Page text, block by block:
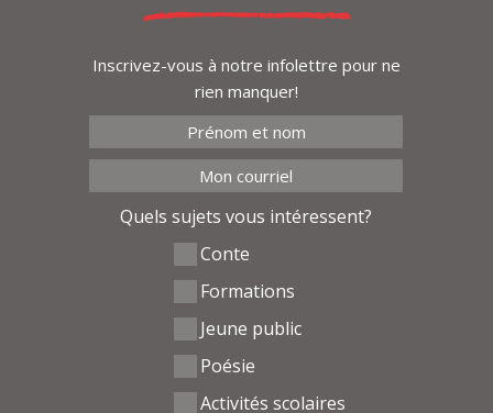
Inscrivez-vous à notre infolettre pour ne
rien manquer!
Quels sujets vous intéressent?
Conte
Formations
Jeune public
Poésie
Activités scolaires